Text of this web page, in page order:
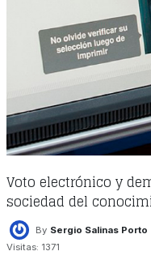
Voto electrónico y
sociedad del
By Sergio Salinas Porto
Visitas: 1371